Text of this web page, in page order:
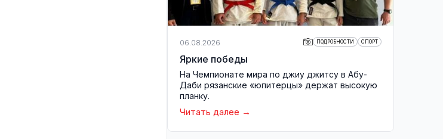
06.08.2026 ПОДРОБНОСТИ СПОРТ
Яркие победы
На Чемпионате мира по джиу джитсу в Абу-
Даби рязанские «юпитерцы» держат высокую
планку.
Читать далее